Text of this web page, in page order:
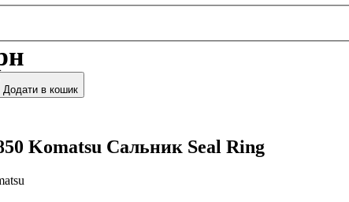
Додати в кошик
Komatsu Сальник Seal Ring